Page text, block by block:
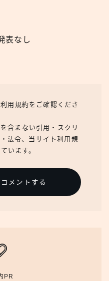
表なし
用規約をご確認くださ
含まない引用・スクリ
法令、当サイト利用規
います。
メントする
PR